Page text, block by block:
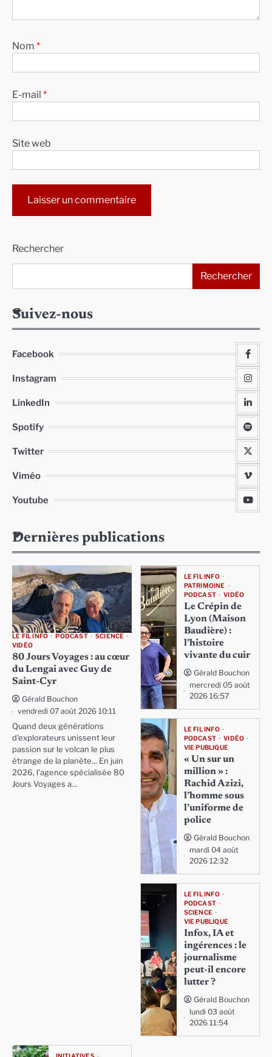
Nom *
E-mail *
Site web
Rechercher
Rechercher
Suivez-nous
Facebook
Instagram
LinkedIn
Spotify
Twitter
Viméo
Youtube
Dernières publications
LE FIL INFO PODCAST
SCIENCE
VIDÉO
80 Jours Voyages : au cœur
du Lengai avec Guy de
Saint-Cyr
Gérald Bouchon
vendredi 07 août 2026 10:11
Quand deux générations
d'explorateurs unissent leur
passion sur le volcan le plus
étrange de la planète... En juin
2026, l'agence spécialisée 80
Jours Voyages a…
LE FIL INFO
PATRIMOINE
PODCAST
VIDÉO
Le Crépin de
Lyon (Maison
Baudière) :
l’histoire
vivante du cuir
Gérald Bouchon
mercredi 05 août
2026 16:57
LE FIL INFO
PODCAST
VIDÉO
VIE PUBLIQUE
« Un sur un
million » :
Rachid Azizi,
l’homme sous
l’uniforme de
police
Gérald Bouchon
mardi 04 août
2026 12:32
LE FIL INFO
PODCAST
SCIENCE
VIE PUBLIQUE
Infox, IA et
ingérences : le
journalisme
peut-il encore
lutter ?
Gérald Bouchon
lundi 03 août
2026 11:54